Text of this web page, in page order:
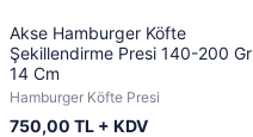
Akse Hamburger Köfte
Şekillendirme Presi 140-200 Gr
14 Cm
Hamburger Köfte Presi
750,00 TL + KDV